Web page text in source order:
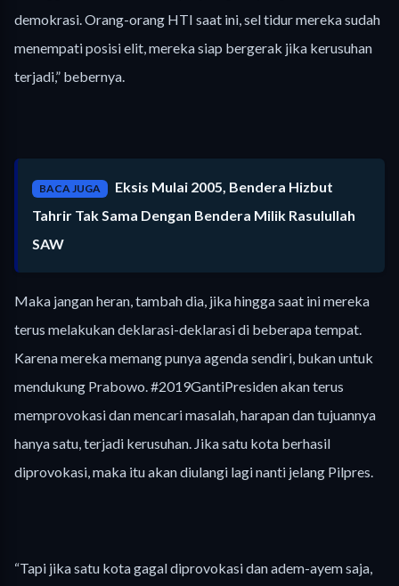
demokrasi. Orang-orang HTI saat ini, sel tidur mereka sudah
menempati posisi elit, mereka siap bergerak jika kerusuhan
terjadi,” bebernya.
BACA JUGA
Eksis Mulai 2005, Bendera Hizbut
Tahrir Tak Sama Dengan Bendera Milik Rasulullah
SAW
Maka jangan heran, tambah dia, jika hingga saat ini mereka
terus melakukan deklarasi-deklarasi di beberapa tempat.
Karena mereka memang punya agenda sendiri, bukan untuk
mendukung Prabowo. #2019GantiPresiden akan terus
memprovokasi dan mencari masalah, harapan dan tujuannya
hanya satu, terjadi kerusuhan. Jika satu kota berhasil
diprovokasi, maka itu akan diulangi lagi nanti jelang Pilpres.
“Tapi jika satu kota gagal diprovokasi dan adem-ayem saja,